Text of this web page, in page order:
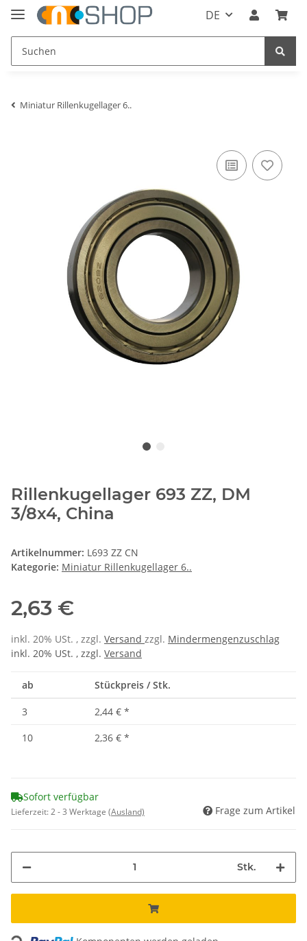
DE
Miniatur Rillenkugellager 6..
Rillenkugellager 693 ZZ, DM
3/8x4, China
Artikelnummer: L693 ZZ CN
Kategorie: Miniatur Rillenkugellager 6..
2,63 €
inkl. 20% USt. , zzgl. Versand zzgl. Mindermengenzuschlag
inkl. 20% USt. , zzgl. Versand
ab Stückpreis / Stk.
3 2,44 € *
10
2,36 € *
Sofort verfügbar
Lieferzeit:2 - 3 Werktage (Ausland) Frage zum Artikel
Stk.
Loading...